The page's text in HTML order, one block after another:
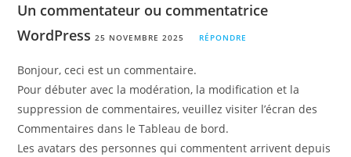
Un commentateur ou commentatrice
WordPress 25 NOVEMBRE 2025 RÉPONDRE
Bonjour, ceci est un commentaire.
Pour débuter avec la modération, la modification et la
suppression de commentaires, veuillez visiter l’écran des
Commentaires dans le Tableau de bord.
Les avatars des personnes qui commentent arrivent depuis